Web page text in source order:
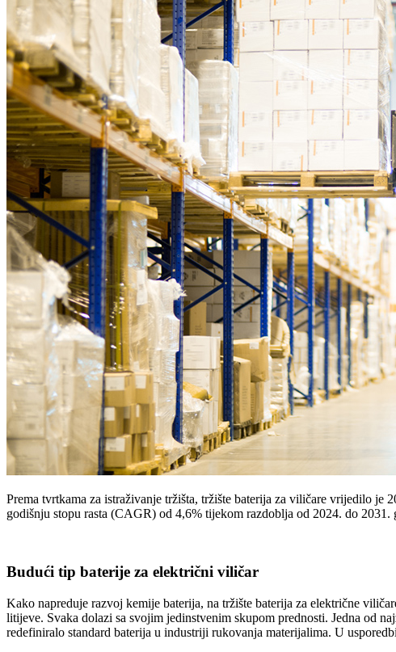
Prema tvrtkama za istraživanje tržišta, tržište baterija za viličare vrijedilo
godišnju stopu rasta (CAGR) od 4,6% tijekom razdoblja od 2024. do
Budući tip baterije za električni viličar
Kako napreduje razvoj kemije baterija, na tržište baterija za električne
litijeve. Svaka dolazi sa svojim jedinstvenim skupom prednosti. Jedna od
redefiniralo standard baterija u industriji rukovanja materijalima. U